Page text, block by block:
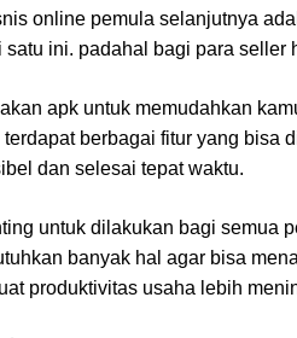
online pemula selanjutnya
satu ini. padahal bagi para
apk untuk memudahkan
berbagai fitur yang bisa
dan selesai tepat waktu.
untuk dilakukan bagi semua
banyak hal agar bisa
produktivitas usaha lebih